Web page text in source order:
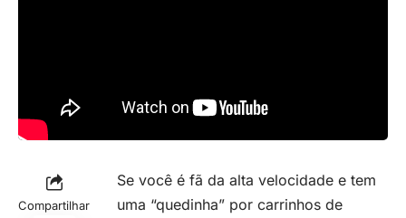
Compartilhar
Se você é fã da alta velocidade e tem
uma “quedinha” por carrinhos de